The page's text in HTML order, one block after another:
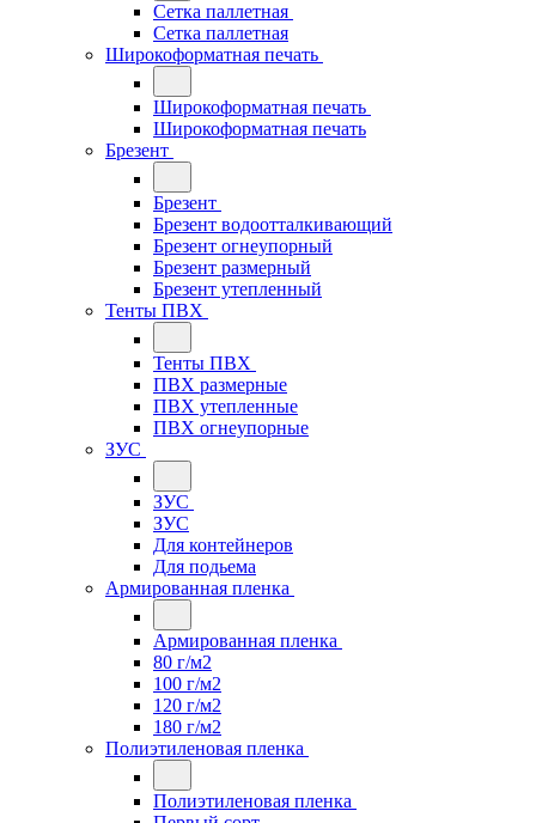
Сетка паллетная
Сетка паллетная
Широкоформатная печать
Широкоформатная печать
Широкоформатная печать
Брезент
Брезент
Брезент водоотталкивающий
Брезент огнеупорный
Брезент размерный
Брезент утепленный
Тенты ПВХ
Тенты ПВХ
ПВХ размерные
ПВХ утепленные
ПВХ огнеупорные
ЗУС
ЗУС
ЗУС
Для контейнеров
Для подьема
Армированная пленка
Армированная пленка
80 г/м2
100 г/м2
120 г/м2
180 г/м2
Полиэтиленовая пленка
Полиэтиленовая пленка